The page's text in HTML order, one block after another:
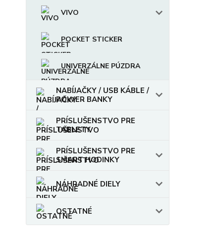
VIVO
POCKET STICKER
UNIVERZÁLNE PÚZDRA
NABÍJAČKY / USB KÁBLE /
POWER BANKY
PRÍSLUŠENSTVO PRE
TABLETY
PRÍSLUŠENSTVO PRE
SMART HODINKY
NÁHRADNÉ DIELY
OSTATNÉ